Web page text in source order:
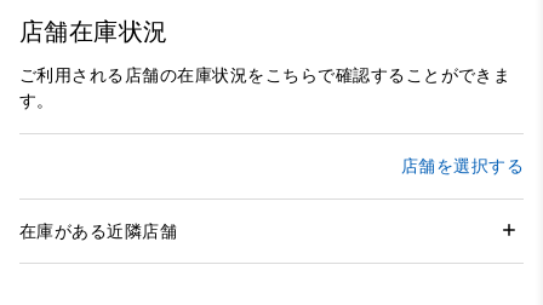
店舗在庫状況
ご利用される店舗の在庫状況をこちらで確認することができま
す。
店舗を選択する
在庫がある近隣店舗